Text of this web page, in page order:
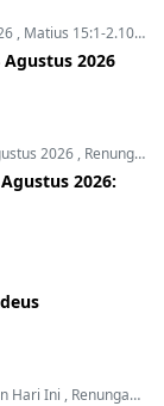
, Matius 15:1-2.10-14
2026
2026 , Renungan Hari Ini
2026:
Hari Ini , Renungan harian